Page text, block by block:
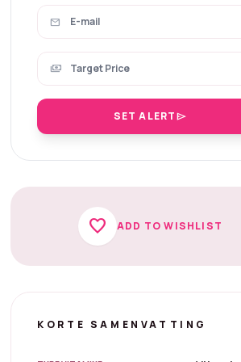
mail
payments
SET ALERTsend
favorite ADD TO WISHLIST
KORTE SAMENVATTING